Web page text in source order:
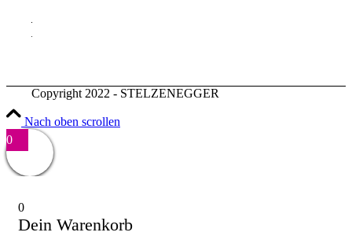
Copyright 2022 - STELZENEGGER
Nach oben scrollen
0
0
Dein Warenkorb